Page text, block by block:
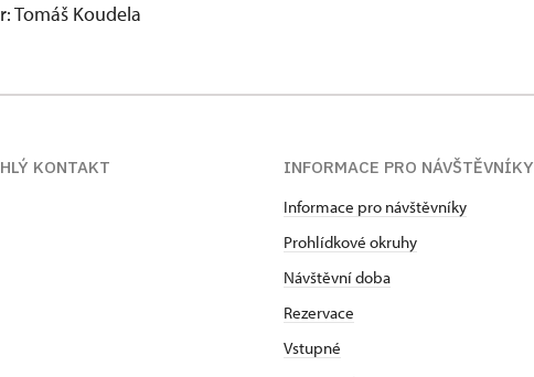
Tomáš Koudela
KONTAKT
INFORMACE PRO NÁVŠTĚVNÍKY
Informace pro návštěvníky
Prohlídkové okruhy
Návštěvní doba
Rezervace
Vstupné